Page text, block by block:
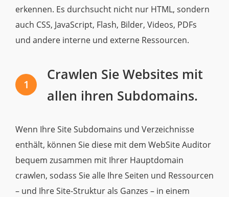
erkennen. Es durchsucht nicht nur HTML, sondern
auch CSS, JavaScript, Flash, Bilder, Videos, PDFs
und andere interne und externe Ressourcen.
1
Crawlen Sie Websites mit
allen ihren Subdomains.
Wenn Ihre Site Subdomains und Verzeichnisse
enthält, können Sie diese mit dem WebSite Auditor
bequem zusammen mit Ihrer Hauptdomain
crawlen, sodass Sie alle Ihre Seiten und Ressourcen
– und Ihre Site-Struktur als Ganzes – in einem